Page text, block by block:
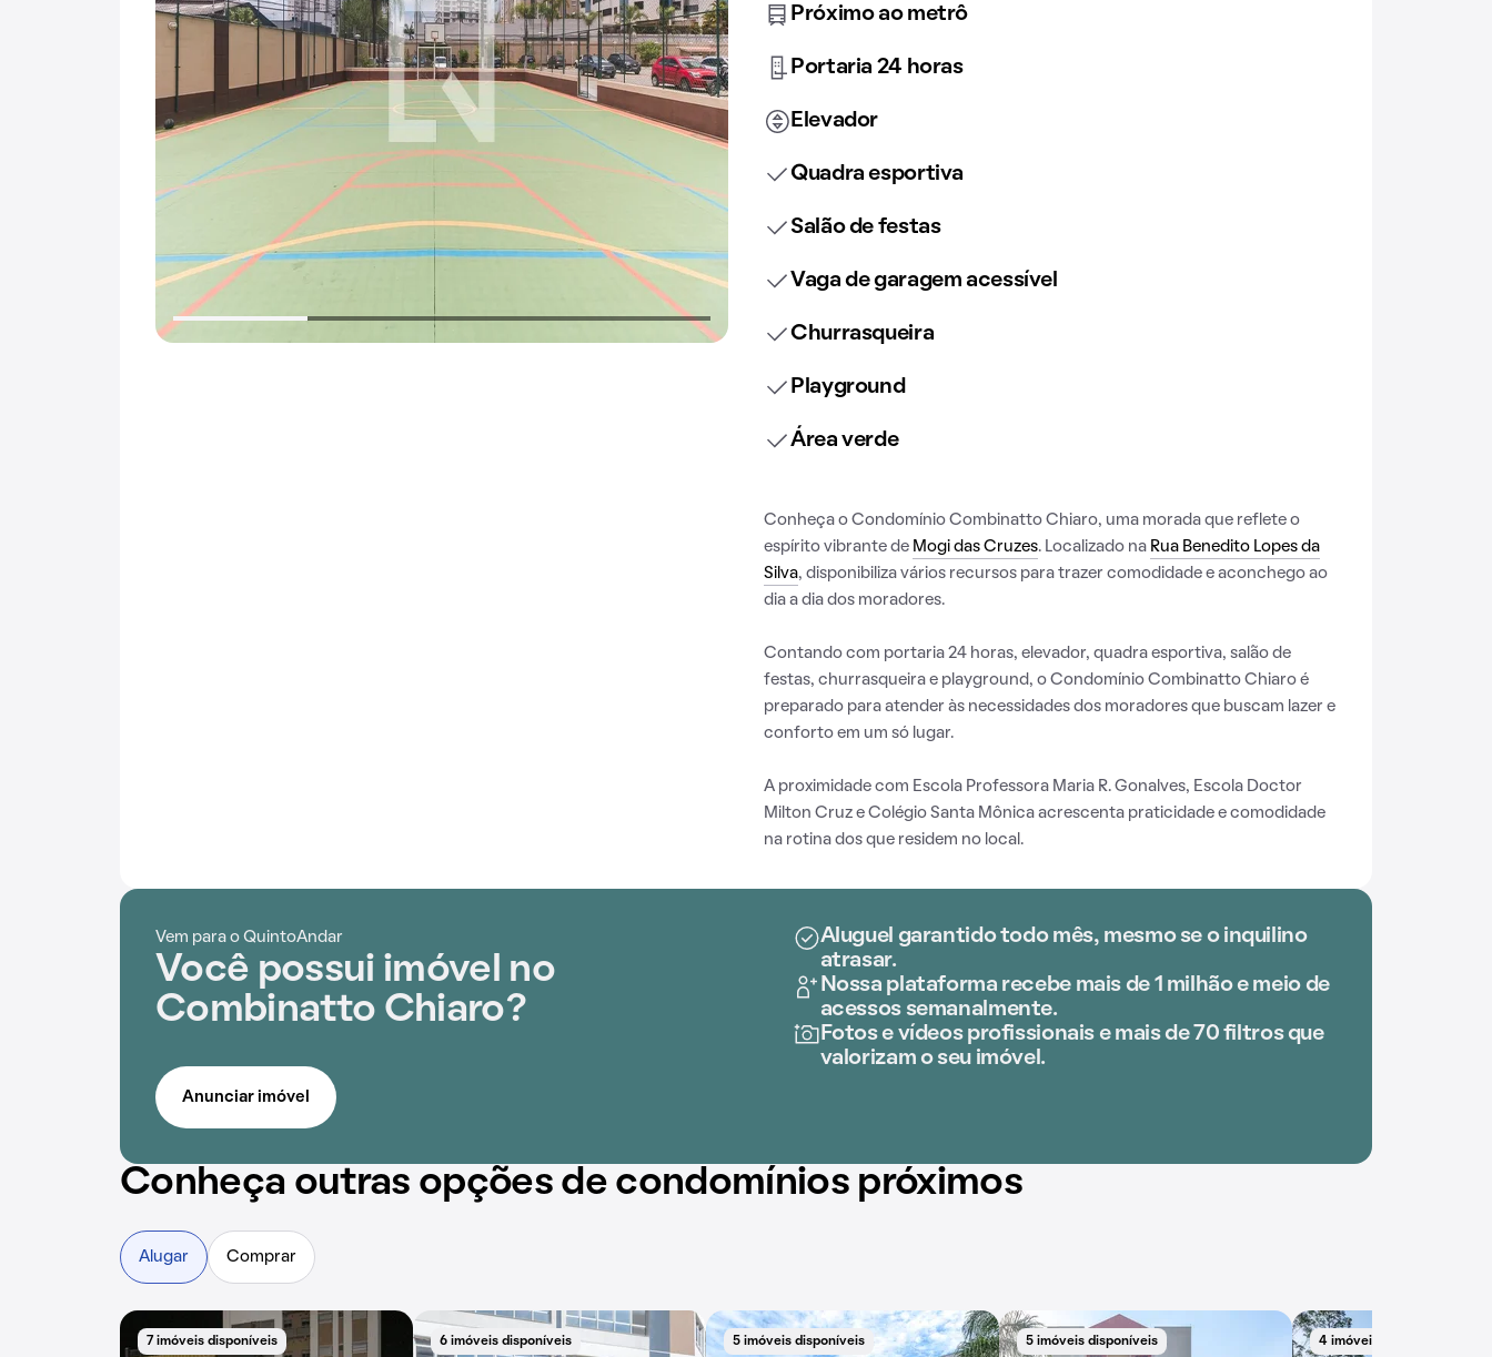
Próximo ao metrô
Portaria 24 horas
Elevador
Quadra esportiva
Salão de festas
Vaga de garagem acessível
Churrasqueira
Playground
Área verde
Conheça o Condomínio Combinatto Chiaro, uma morada que reflete o
espírito vibrante de Mogi das Cruzes. Localizado na Rua Benedito Lopes da
Silva, disponibiliza vários recursos para trazer comodidade e aconchego ao
dia a dia dos moradores.
Contando com portaria 24 horas, elevador, quadra esportiva, salão de
festas, churrasqueira e playground, o Condomínio Combinatto Chiaro é
preparado para atender às necessidades dos moradores que buscam lazer e
conforto em um só lugar.
A proximidade com Escola Professora Maria R. Gonalves, Escola Doctor
Milton Cruz e Colégio Santa Mônica acrescenta praticidade e comodidade
na rotina dos que residem no local.
Vem para o QuintoAndar
Você possui imóvel no
Combinatto Chiaro?
Aluguel garantido todo mês, mesmo se o inquilino
atrasar.
Nossa plataforma recebe mais de 1 milhão e meio de
acessos semanalmente.
Fotos e vídeos profissionais e mais de 70 filtros que
valorizam o seu imóvel.
Anunciar imóvel
Conheça outras opções de condomínios próximos
Alugar Comprar
7 imóveis disponíveis 6 imóveis disponíveis 5 imóveis disponíveis 5 imóveis disponíveis 4 imóveis disponíveis